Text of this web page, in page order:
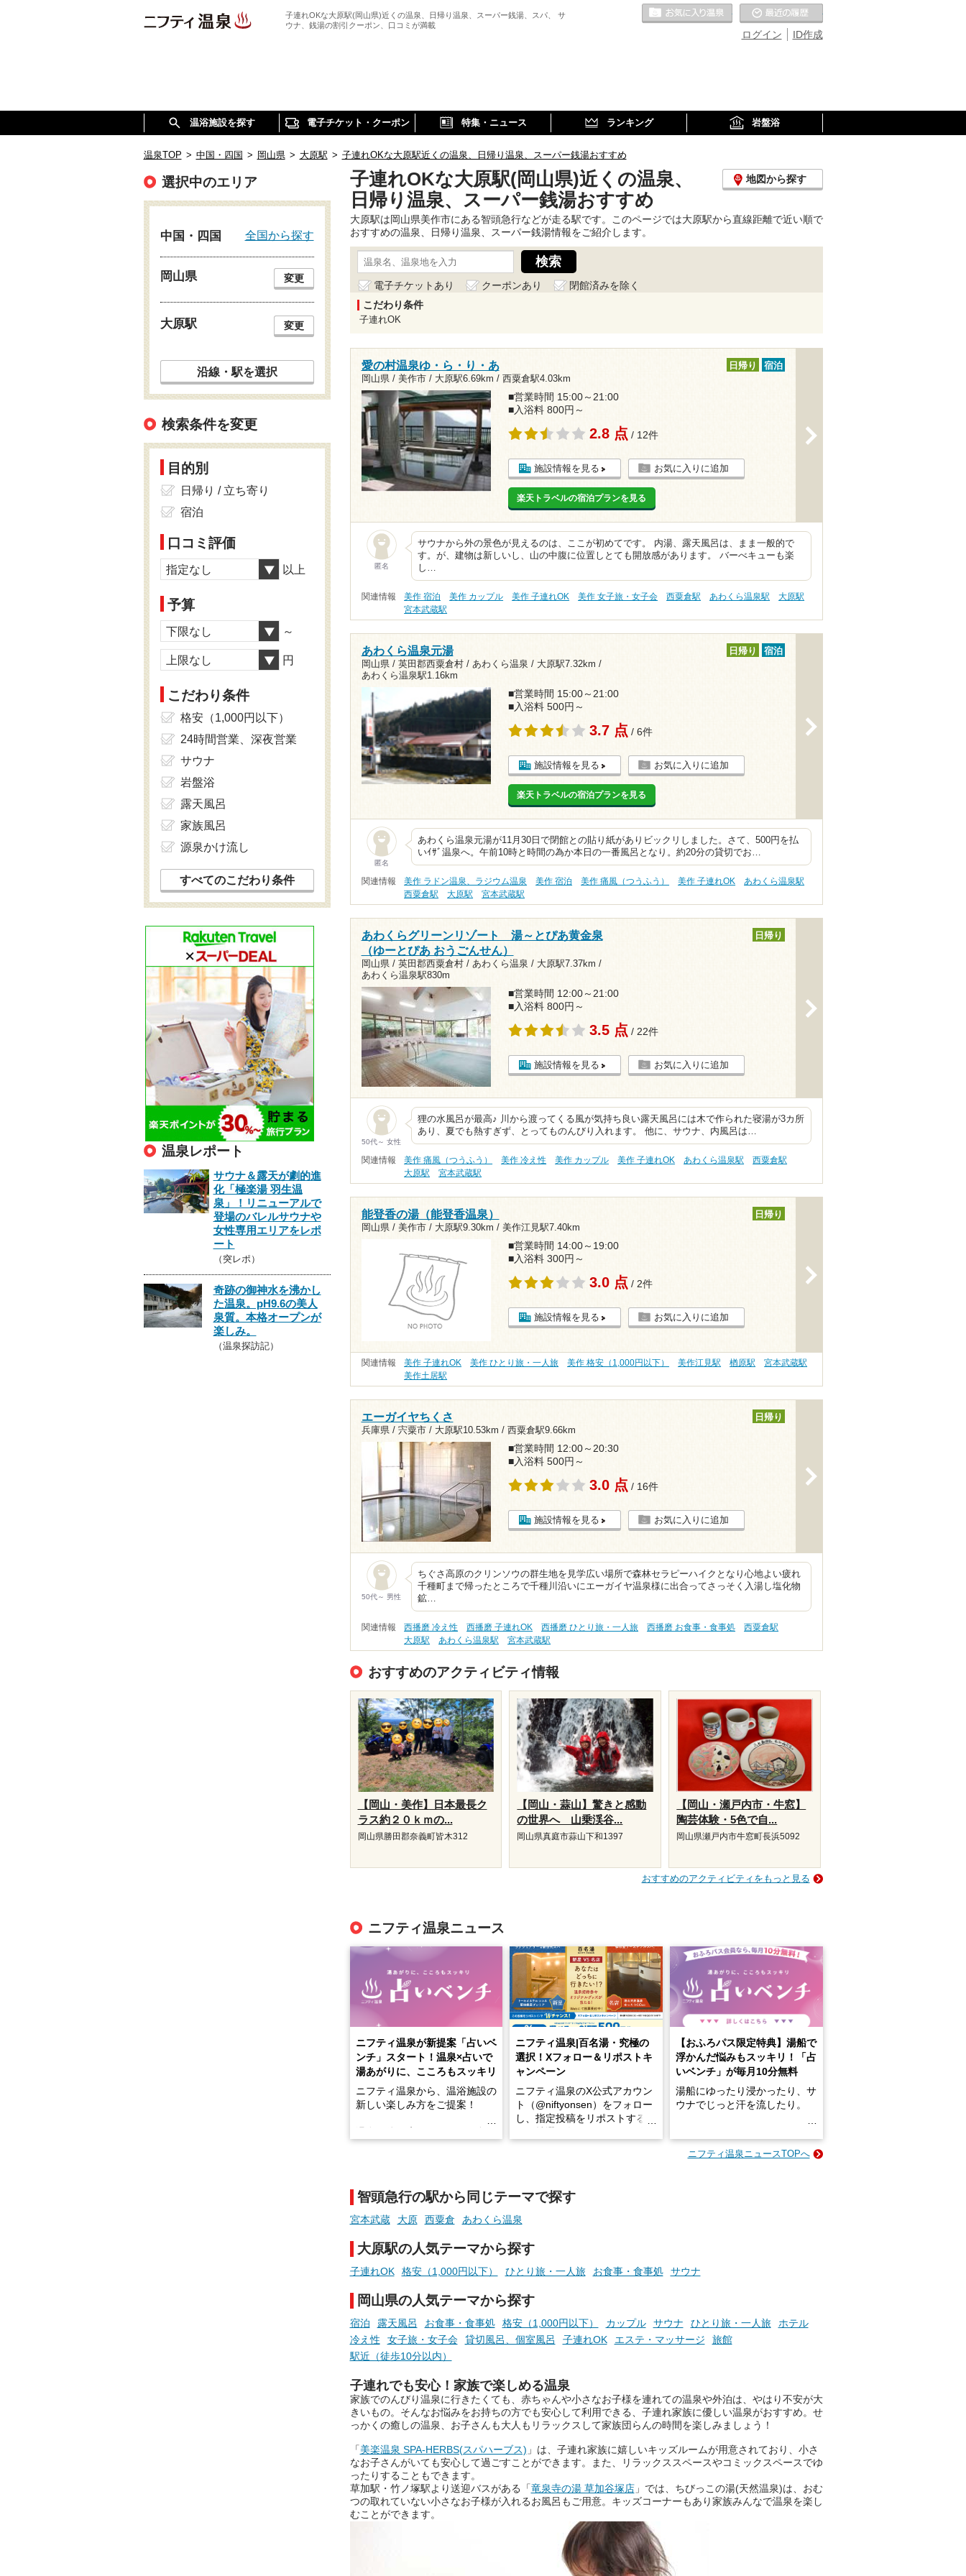
子連れOKな大原駅(岡山県)近くの温泉、日帰り温泉、スーパー銭湯、スパ、 サ
ウナ、銭湯の割引クーポン、口コミが満載
ID作成
ログイン
お気に入りの温泉
温浴施設を探す 電子チケット・クーポン 特集・ニュース ランキング 岩盤浴
温泉TOP > 中国・四国 > 岡山県 > 大原駅 > 子連れOKな大原駅近くの温泉、日帰り温泉、スーパー銭湯おすすめ
子連れOKな大原駅(岡山県)近くの温泉、
日帰り温泉、スーパー銭湯おすすめ
地図から探す
大原駅は岡山県美作市にある智頭急行などが走る駅です。このページでは大原駅から直線距離で近い順で
おすすめの温泉、日帰り温泉、スーパー銭湯情報をご紹介します。
電子チケットあり クーポンあり
閉館済みを除く
こだわり条件
子連れOK
愛の村温泉ゆ・ら・り・あ
岡山県 / 美作市 / 大原駅6.69km / 西粟倉駅4.03km
日帰り 宿泊
■営業時間 15:00～21:00
■入浴料 800円～
2.8 点 / 12件
施設情報を見る お気に入りに追加
楽天トラベルの宿泊プランを見る
匿名
サウナから外の景色が見えるのは、ここが初めてです。 内湯、露天風呂は、まま一般的で
す。が、建物は新しいし、山の中腹に位置しとても開放感があります。 バーべキューも楽
し…
関連情報 美作 宿泊 美作 カップル 美作 子連れOK 美作 女子旅・女子会 西粟倉駅 あわくら温泉駅
大原駅
宮本武蔵駅
あわくら温泉元湯
岡山県 / 英田郡西粟倉村 / あわくら温泉 / 大原駅7.32km /
あわくら温泉駅1.16km
日帰り 宿泊
■営業時間 15:00～21:00
■入浴料 500円～
3.7 点 / 6件
施設情報を見る お気に入りに追加
楽天トラベルの宿泊プランを見る
匿名
あわくら温泉元湯が11月30日で閉館との貼り紙がありビックリしました。さて、500円を払
いｲｻﾞ温泉へ。午前10時と時間の為か本日の一番風呂となり。約20分の貸切でお…
関連情報 美作 ラドン温泉、ラジウム温泉 美作 宿泊 美作 痛風（つうふう） 美作 子連れOK
あわくら温泉駅
西粟倉駅
大原駅 宮本武蔵駅
あわくらグリーンリゾート 湯～とぴあ黄金泉
（ゆーとぴあ おうごんせん）
岡山県 / 英田郡西粟倉村 / あわくら温泉 / 大原駅7.37km /
あわくら温泉駅830m
日帰り
■営業時間 12:00～21:00
■入浴料 800円～
3.5 点 / 22件
施設情報を見る お気に入りに追加
50代～ 女性
狸の水風呂が最高♪ 川から渡ってくる風が気持ち良い露天風呂には木で作られた寝湯が3カ所
あり、夏でも熱すぎず、とってものんびり入れます。 他に、サウナ、内風呂は…
関連情報 美作 痛風（つうふう） 美作 冷え性 美作 カップル 美作 子連れOK あわくら温泉駅
西粟倉駅
大原駅
宮本武蔵駅
能登香の湯（能登香温泉）
岡山県 / 美作市 / 大原駅9.30km / 美作江見駅7.40km
日帰り
■営業時間 14:00～19:00
■入浴料 300円～
3.0 点 / 2件
施設情報を見る お気に入りに追加
関連情報 美作 子連れOK 美作 ひとり旅・一人旅 美作 格安（1,000円以下） 美作江見駅 楢原駅
宮本武蔵駅
美作土居駅
エーガイヤちくさ
兵庫県 / 宍粟市 / 大原駅10.53km / 西粟倉駅9.66km
日帰り
■営業時間 12:00～20:30
■入浴料 500円～
3.0 点 / 16件
施設情報を見る お気に入りに追加
50代～ 男性
ちぐさ高原のクリンソウの群生地を見学広い場所で森林セラピーハイクとなり心地よい疲れ
千種町まで帰ったところで千種川沿いにエーガイヤ温泉様に出合ってさっそく入湯し塩化物
鉱…
関連情報 西播磨 冷え性 西播磨 子連れOK 西播磨 ひとり旅・一人旅 西播磨 お食事・食事処
西粟倉駅
大原駅
あわくら温泉駅 宮本武蔵駅
おすすめのアクティビティ情報
【岡山・美作】日本最長ク
ラス約２０ｋｍの...
岡山県勝田郡奈義町皆木312
【岡山・蒜山】驚きと感動
の世界へ 山乗渓谷...
岡山県真庭市蒜山下和1397
【岡山・瀬戸内市・牛窓】
陶芸体験・5色で自...
岡山県瀬戸内市牛窓町長浜5092
おすすめのアクティビティをもっと見る
ニフティ温泉ニュース
ニフティ温泉が新提案「占いベ
ンチ」スタート！温泉×占いで
湯あがりに、こころもスッキリ
ニフティ温泉から、温浴施設の
新しい楽しみ方をご提案！
手相やタロットなど気軽に楽し
める占いで、“ととのう”おふろ
時間を、もっと特別に。
ニフティ温泉|百名湯・究極の
選択！Xフォロー＆リポストキ
ャンペーン
ニフティ温泉のX公式アカウン
ト（@niftyonsen）をフォロー
し、指定投稿をリポストする
【おふろパス限定特典】湯船で
浮かんだ悩みもスッキリ！「占
いベンチ」が毎月10分無料
湯船にゆったり浸かったり、サ
ウナでじっと汗を流したり。
そんな「一人でぼんやり過ごす
お風呂でリラックスしているか
そんな心のつぶやきを、湯あが
りの温まった心のまま相談でき
ニフティ温泉の「占いベンチ」
は、そんなあなたの心のつぶや
きをプロの占い師に相談するこ
とができるサービスです。
おふろパス会員様なら、この特
ニフティ温泉ニュースTOPへ
智頭急行の駅から同じテーマで探す
宮本武蔵 大原 西粟倉 あわくら温泉
大原駅の人気テーマから探す
子連れOK 格安（1,000円以下） ひとり旅・一人旅 お食事・食事処 サウナ
岡山県の人気テーマから探す
宿泊 露天風呂 お食事・食事処 格安（1,000円以下） カップル サウナ ひとり旅・一人旅
ホテル
冷え性
女子旅・女子会 貸切風呂、個室風呂 子連れOK エステ・マッサージ
旅館
駅近（徒歩10分以内）
子連れでも安心！家族で楽しめる温泉
家族でのんびり温泉に行きたくても、赤ちゃんや小さなお子様を連れての温泉や外泊は、やはり不安が大
きいもの。そんなお悩みをお持ちの方でも安心して利用できる、子連れ家族に優しい温泉がおすすめ。せ
っかくの癒しの温泉、お子さんも大人もリラックスして家族団らんの時間を楽しみましょう！
「美楽温泉 SPA-HERBS(スパハーブス) 」は、子連れ家族に嬉しいキッズルームが用意されており、小さ
なお子さんがいても安心して過ごすことができます。また、リラックススペースやコミックスペースでゆ
ったりすることもできます。
草加駅・竹ノ塚駅より送迎バスがある「竜泉寺の湯 草加谷塚店」では、ちびっこの湯(天然温泉)は、おむ
つの取れていない小さなお子様が入れるお風呂もご用意。キッズコーナーもあり家族みんなで温泉を楽し
むことができます。
選択中のエリア
中国・四国 全国から探す
岡山県 変更
大原駅 変更
沿線・駅を選択
検索条件を変更
目的別
日帰り / 立ち寄り
宿泊
口コミ評価
指定なし 以上
予算
下限なし ～
上限なし 円
こだわり条件
格安（1,000円以下）
24時間営業、深夜営業
サウナ
岩盤浴
露天風呂
家族風呂
源泉かけ流し
すべてのこだわり条件
温泉レポート
サウナ＆露天が劇的進
化「極楽湯 羽生温
泉」！リニューアルで
登場のバレルサウナや
女性専用エリアをレポ
ート
（突レポ）
奇跡の御神水を沸かし
た温泉。pH9.6の美人
泉質。本格オープンが
楽しみ。
（温泉探訪記）